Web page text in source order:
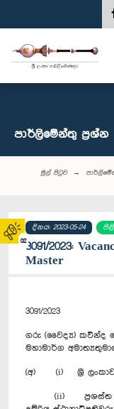
02
පාර්ලි‌මේන්තු‌ ප්‍රශ්න
මුල් පිටුව
දිනය: 2023-05-24
3091/2023:
Master
3091/2023
ගරු (වෛද්‍ය) කවින්ද
මහාමාර්ග
(අ) (i) ශ්‍රී ලංකාව
(ii) ප්‍රශස්ත